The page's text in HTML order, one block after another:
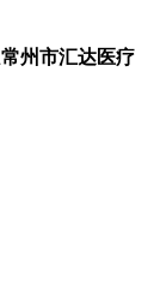
常州市汇达医疗